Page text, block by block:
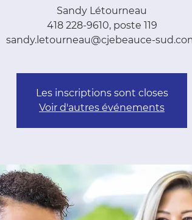
Sandy Létourneau
418 228-9610, poste 119
sandy.letourneau@cjebeauce-
Les inscriptions sont closes
Voir d'autres événements